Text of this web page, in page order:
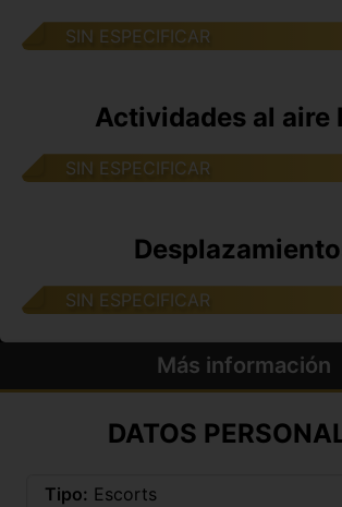
SIN ESPECIFICAR
Actividades al aire
SIN ESPECIFICAR
SIN ESPECIFICAR
Más información
DATOS
Tipo: Escorts